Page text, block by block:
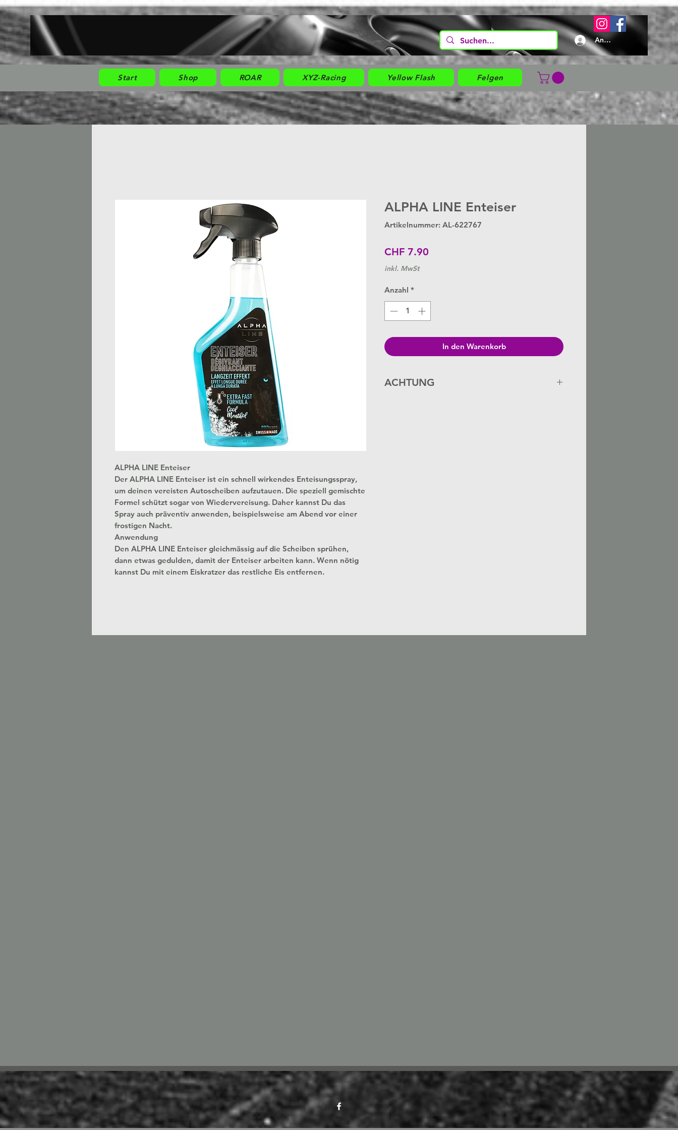
Anmelden
Start Shop ROAR XYZ-Racing Yellow Flash Felgen
ALPHA LINE Enteiser
Der ALPHA LINE Enteiser ist ein schnell wirkendes Enteisungsspray,
um deinen vereisten Autoscheiben aufzutauen. Die speziell gemischte
Formel schützt sogar von Wiedervereisung. Daher kannst Du das
Spray auch präventiv anwenden, beispielsweise am Abend vor einer
frostigen Nacht.
Anwendung
Den ALPHA LINE Enteiser gleichmässig auf die Scheiben sprühen,
dann etwas gedulden, damit der Enteiser arbeiten kann. Wenn nötig
kannst Du mit einem Eiskratzer das restliche Eis entfernen.
ALPHA LINE Enteiser
Artikelnummer: AL-622767
CHF 7.90
inkl. MwSt
Anzahl *
In den Warenkorb
ACHTUNG